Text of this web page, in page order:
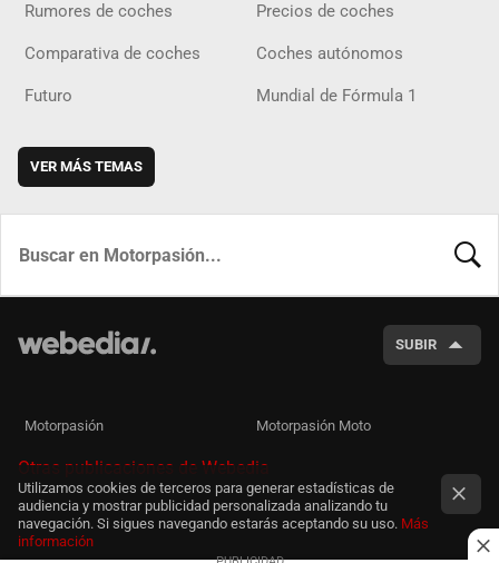
Rumores de coches Precios de coches
Comparativa de coches Coches autónomos
Futuro Mundial de Fórmula 1
VER MÁS TEMAS
SUBIR
Motorpasión Motorpasión Moto
Otras publicaciones de Webedia
Utilizamos cookies de terceros para generar estadísticas de
audiencia y mostrar publicidad personalizada analizando tu
navegación. Si sigues navegando estarás aceptando su uso. Más
información